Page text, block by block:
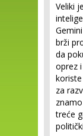
Veliki
brži
da
oprez
za
treće